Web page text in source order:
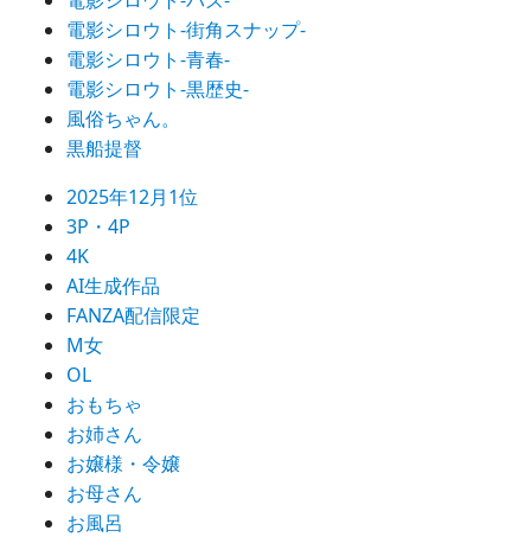
電影シロウト-街角スナップ-
電影シロウト-青春-
電影シロウト-黒歴史-
風俗ちゃん。
黒船提督
2025年12月1位
3P・4P
4K
AI生成作品
FANZA配信限定
M女
OL
おもちゃ
お姉さん
お嬢様・令嬢
お母さん
お風呂